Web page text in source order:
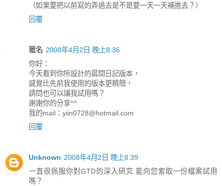
（如果要把以前寫的弄過去是不是要一天一天補進去？）
回覆
匿名 2008年4月2日 晚上8:36
你好：
今天看到你所設計的晨間日記版本，
感覺比先前我使用的版本更精簡，
請問也可以讓我試用嗎？
謝謝你的分享^^
我的mail：yiin0728@hotmail.com
回覆
Unknown 2008年4月2日 晚上8:39
一直很佩服你對GTD的深入研究.能向您索取一份檔案試用
嗎？